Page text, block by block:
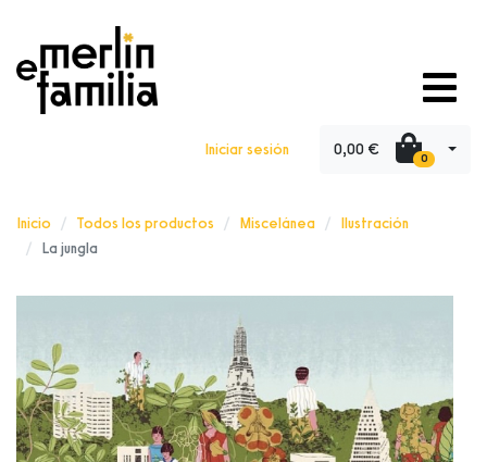
Iniciar sesión 0,00 € 0
Inicio Todos los productos Miscelánea
Ilustración
La jungla